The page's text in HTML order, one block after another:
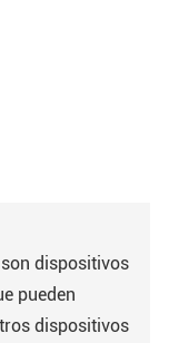
dispositivos
pueden
dispositivos